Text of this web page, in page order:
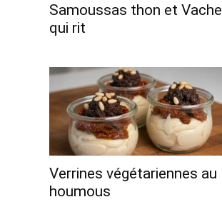
Samoussas thon et Vache
qui rit
Verrines végétariennes au
houmous